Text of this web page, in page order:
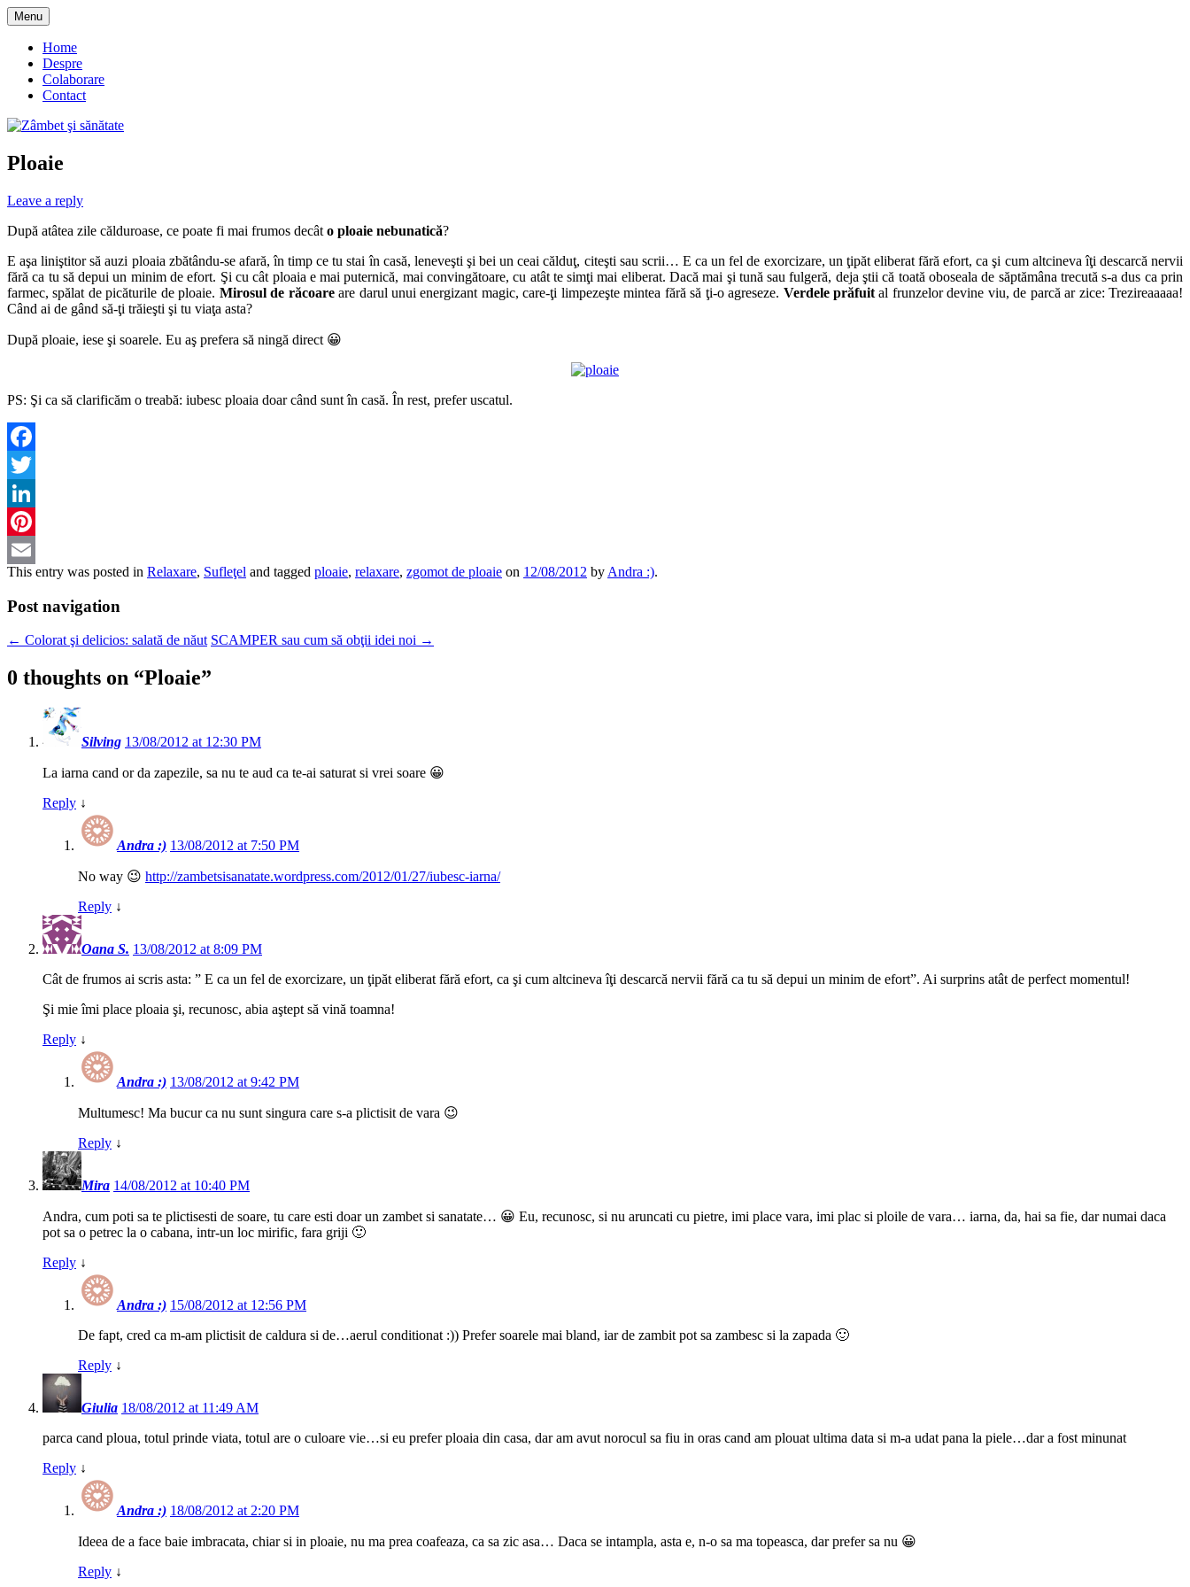
Skip
to
content
Zâmbet şi sănătate
Menu
Home
Despre
Colaborare
Contact
Ploaie
Leave a reply
După atâtea zile călduroase, ce poate fi mai frumos decât o ploaie nebunatică?
E aşa liniştitor să auzi ploaia zbătându-se afară, în timp ce tu stai în casă, leneveşti şi bei un ceai călduţ, citeşti sau scrii… E ca un fel de exorcizare, un ţipăt eliberat fără efort, ca şi cum altcineva îţi descarcă nervii
fără ca tu să depui un minim de efort. Şi cu cât ploaia e mai puternică, mai convingătoare, cu atât te simţi mai eliberat. Dacă mai şi tună sau fulgeră, deja ştii că toată oboseala de săptămâna trecută s-a dus ca prin
farmec, spălat de picăturile de ploaie. Mirosul de răcoareare darul unui energizant magic, care-ţi limpezeşte mintea fără să ţi-o agreseze. Verdele prăfuital frunzelor devine viu, de parcă ar zice: Trezireaaaaa!
Când ai de gând să-ţi trăieşti şi tu viaţa asta?
După ploaie, iese şi soarele. Eu aş prefera să ningă direct 😀
PS: Şi ca să clarificăm o treabă: iubesc ploaia doar când sunt în casă. În rest, prefer uscatul.
Facebook
Twitter
LinkedIn
Pinterest
Email
This entry was posted in Relaxare, Sufleţel and tagged ploaie, relaxare, zgomot de ploaie on 12/08/2012 by Andra :).
Post navigation
← Colorat şi delicios: salată de năut SCAMPER sau cum să obţii idei noi →
0 thoughts on “Ploaie”
Silving 13/08/2012 at 12:30 PM
La iarna cand or da zapezile, sa nu te aud ca te-ai saturat si vrei soare 😀
Reply ↓
Andra :) 13/08/2012 at 7:50 PM
No way 😉 http://zambetsisanatate.wordpress.com/2012/01/27/iubesc-iarna/
Reply ↓
Oana S. 13/08/2012 at 8:09 PM
Cât de frumos ai scris asta: ” E ca un fel de exorcizare, un ţipăt eliberat fără efort, ca şi cum altcineva îţi descarcă nervii fără ca tu să depui un minim de efort”. Ai surprins atât de perfect momentul!
Şi mie îmi place ploaia şi, recunosc, abia aştept să vină toamna!
Reply ↓
Andra :) 13/08/2012 at 9:42 PM
Multumesc! Ma bucur ca nu sunt singura care s-a plictisit de vara 😉
Reply ↓
Mira 14/08/2012 at 10:40 PM
Andra, cum poti sa te plictisesti de soare, tu care esti doar un zambet si sanatate… 😀 Eu, recunosc, si nu aruncati cu pietre, imi place vara, imi plac si ploile de vara… iarna, da, hai sa fie, dar numai daca
pot sa o petrec la o cabana, intr-un loc mirific, fara griji 🙂
Reply ↓
Andra :) 15/08/2012 at 12:56 PM
De fapt, cred ca m-am plictisit de caldura si de…aerul conditionat :)) Prefer soarele mai bland, iar de zambit pot sa zambesc si la zapada 🙂
Reply ↓
Giulia 18/08/2012 at 11:49 AM
parca cand ploua, totul prinde viata, totul are o culoare vie…si eu prefer ploaia din casa, dar am avut norocul sa fiu in oras cand am plouat ultima data si m-a udat pana la piele…dar a fost minunat
Reply ↓
Andra :) 18/08/2012 at 2:20 PM
Ideea de a face baie imbracata, chiar si in ploaie, nu ma prea coafeaza, ca sa zic asa… Daca se intampla, asta e, n-o sa ma topeasca, dar prefer sa nu 😀
Reply ↓